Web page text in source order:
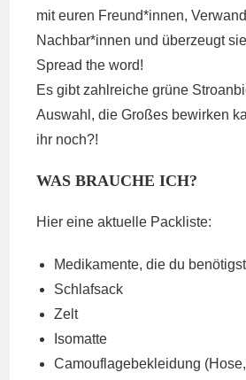
mit euren Freund*innen,
Nachbar*innen und überzeugt
Spread the word!
Es gibt zahlreiche grüne
Auswahl, die Großes bewirken
ihr noch?!
WAS BRAUCHE ICH?
Hier eine aktuelle Packliste:
Medikamente, die du benötigst
Schlafsack
Zelt
Isomatte
Camouflagebekleidung